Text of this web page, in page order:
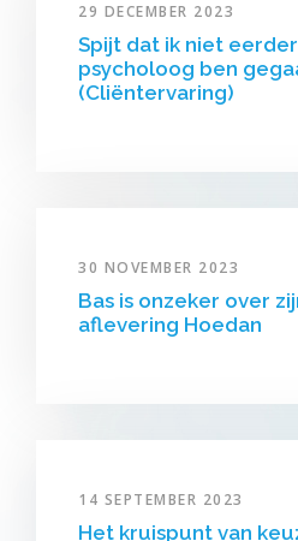
29 DECEMBER 2023
Spijt dat ik niet
psycholoog ben
(Cliëntervaring)
30 NOVEMBER 2023
Bas is onzeker over
aflevering Hoedan
14 SEPTEMBER 2023
Het kruispunt van